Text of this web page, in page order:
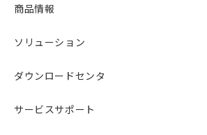
商品情報
ソリューション
ダウンロードセンタ
サービスサポート